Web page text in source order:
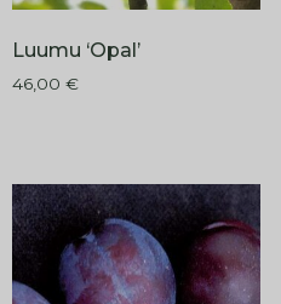
Luumu ‘Opal’
46,00 €